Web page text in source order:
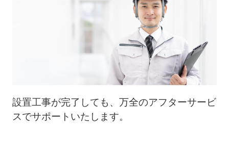
設置工事が完了しても、万全のアフターサービ
スでサポートいたします。